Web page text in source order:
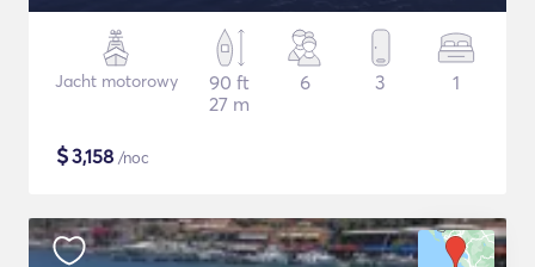
Jacht motorowy
90 ft
27 m
6 3 1
$3,158 /noc